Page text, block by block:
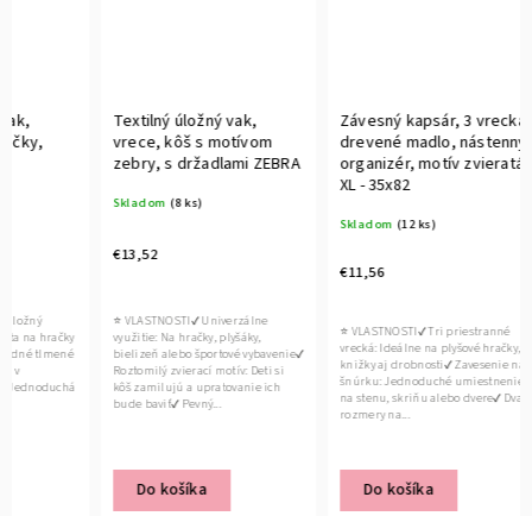
Textilný úložný vak,
vrece, kôš s motívom
zebry, s držadlami ZEBRA
(8 ks)
⭐ VLASTNOSTI✔ Univerzálne
využitie: Na hračky, plyšáky,
bielizeň alebo športové vybavenie✔
Roztomilý zvierací motív: Deti si
kôš zamilujú a upratovanie ich
bude baviť✔ Pevný...
Závesný kapsár, 3 vrecká,
drevené madlo, nástenný
organizér, motív zvieratá,
(12 ks)
⭐ VLASTNOSTI✔ Tri priestranné
vrecká: Ideálne na plyšové hračky,
knižky aj drobnosti✔ Zavesenie na
šnúrku: Jednoduché umiestnenie
na stenu, skriňu alebo dvere✔ Dva
kocka
Využite
hračiek,
boxy do
napr.